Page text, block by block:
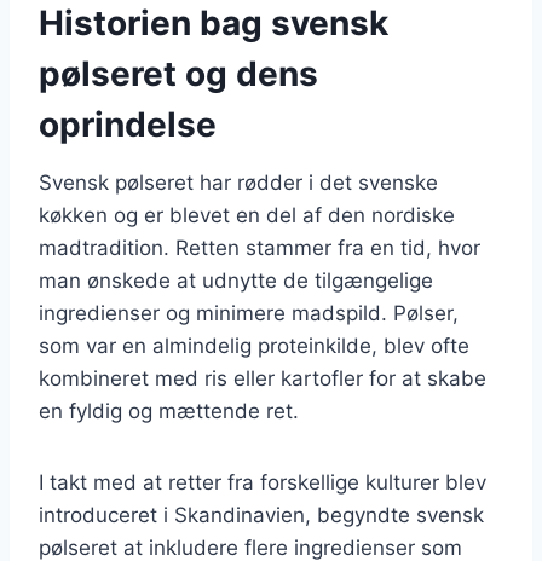
Historien bag svensk
pølseret og dens
oprindelse
Svensk pølseret har rødder i det svenske
køkken og er blevet en del af den nordiske
madtradition. Retten stammer fra en tid, hvor
man ønskede at udnytte de tilgængelige
ingredienser og minimere madspild. Pølser,
som var en almindelig proteinkilde, blev ofte
kombineret med ris eller kartofler for at skabe
en fyldig og mættende ret.
I takt med at retter fra forskellige kulturer blev
introduceret i Skandinavien, begyndte svensk
pølseret at inkludere flere ingredienser som